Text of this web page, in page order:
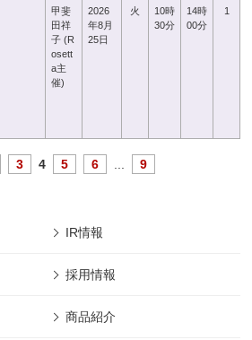
甲斐
田祥
子 (R
osett
a主
催)
2026
年8月
25日
火
10時
30分
14時
00分
1
3 4 5 6 9
IR情報
採用情報
商品紹介